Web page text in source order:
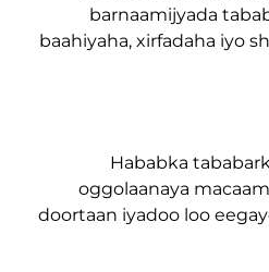
baahiyaha,
Hababka
oggolaanaya
doortaan iyadoo